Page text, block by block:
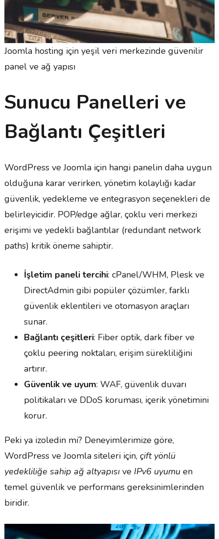
Joomla hosting için yeşil veri merkezinde güvenilir
panel ve ağ yapısı
Sunucu Panelleri ve
Bağlantı Çeşitleri
WordPress ve Joomla için hangi panelin daha uygun
olduğuna karar verirken, yönetim kolaylığı kadar
güvenlik, yedekleme ve entegrasyon seçenekleri de
belirleyicidir. POP/edge ağlar, çoklu veri merkezi
erişimi ve yedekli bağlantılar (redundant network
paths) kritik öneme sahiptir.
İşletim paneli tercihi: cPanel/WHM, Plesk ve
DirectAdmin gibi popüler çözümler, farklı
güvenlik eklentileri ve otomasyon araçları
sunar.
Bağlantı çeşitleri: Fiber optik, dark fiber ve
çoklu peering noktaları, erişim sürekliliğini
artırır.
Güvenlik ve uyum: WAF, güvenlik duvarı
politikaları ve DDoS koruması, içerik yönetimini
korur.
Peki ya izoledin mi? Deneyimlerimize göre,
WordPress ve Joomla siteleri için, çift yönlü
yedekliliğe sahip ağ altyapısıve IPv6 uyumuen
temel güvenlik ve performans gereksinimlerinden
biridir.